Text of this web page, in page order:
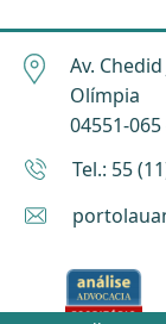
Av.
Olímpia
04551-065
Tel.: 55